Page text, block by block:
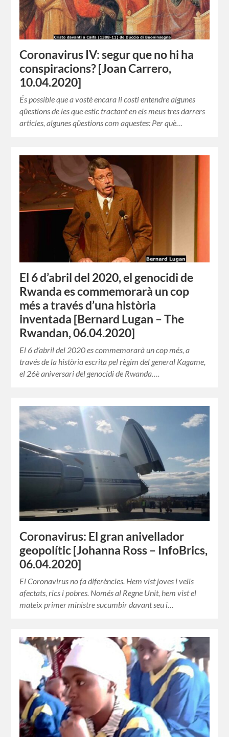
Coronavirus IV: segur que no hi ha
conspiracions? [Joan Carrero,
10.04.2020]
És possible que a vostè encara li costi entendre algunes
qüestions de les que estic tractant en els meus tres darrers
articles, algunes qüestions com aquestes: Per què…
El 6 d’abril del 2020, el genocidi de
Rwanda es commemorarà un cop
més a través d’una història
inventada [Bernard Lugan – The
Rwandan, 06.04.2020]
El 6 d’abril del 2020 es commemorarà un cop més, a
través de la història escrita pel règim del general Kagame,
el 26è aniversari del genocidi de Rwanda….
Coronavirus: El gran anivellador
geopolític [Johanna Ross – InfoBrics,
06.04.2020]
El Coronavirus no fa diferències. Hem vist joves i vells
afectats, rics i pobres. Només al Regne Unit, hem vist el
mateix primer ministre sucumbir davant seu i…